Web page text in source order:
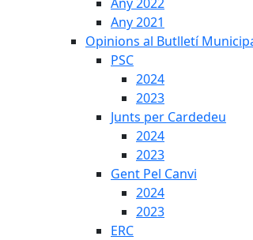
Any 2021
Opinions al Butlletí
PSC
2024
2023
Junts per Cardedeu
2024
2023
Gent Pel Canvi
2024
2023
ERC